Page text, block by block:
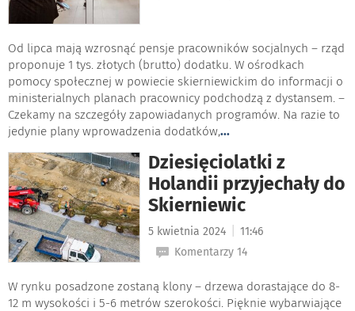
Od lipca mają wzrosnąć pensje pracowników socjalnych – rząd
proponuje 1 tys. złotych (brutto) dodatku. W ośrodkach
pomocy społecznej w powiecie skierniewickim do informacji o
ministerialnych planach pracownicy podchodzą z dystansem. –
Czekamy na szczegóły zapowiadanych programów. Na razie to
jedynie plany wprowadzenia dodatków,...
Dziesięciolatki z
Holandii przyjechały do
Skierniewic
5 kwietnia 2024
11:46
Komentarzy 14
W rynku posadzone zostaną klony – drzewa dorastające do 8-
12 m wysokości i 5-6 metrów szerokości. Pięknie wybarwiające